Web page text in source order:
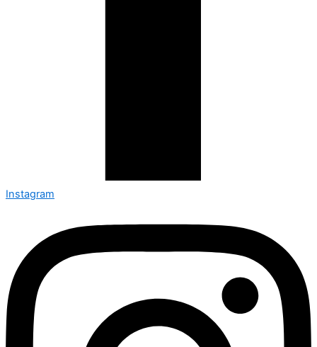
Instagram